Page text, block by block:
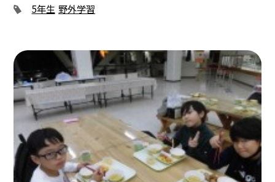
5年生 野外学習